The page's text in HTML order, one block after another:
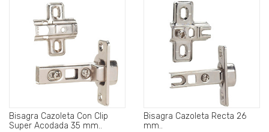
Bisagra Cazoleta Con Clip
Super Acodada 35 mm..
Bisagra Cazoleta Recta 26
mm..